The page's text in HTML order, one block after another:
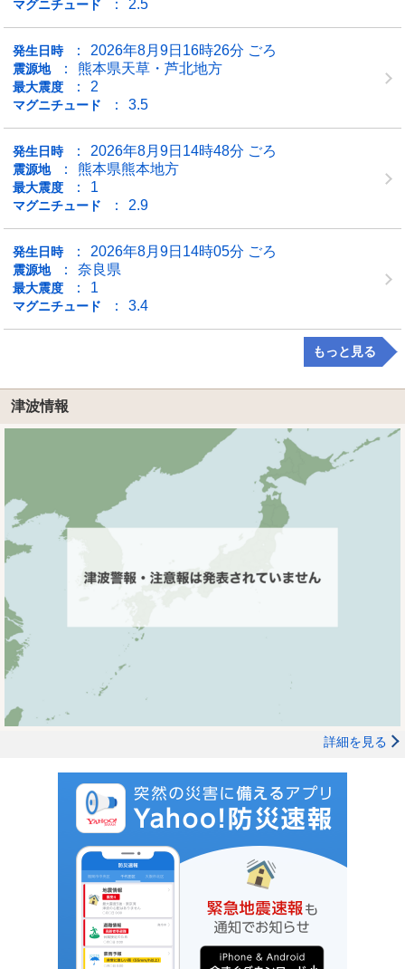
マグニチュード 2.5
発生日時 2026年8月9日16時26分 ごろ
震源地 熊本県天草・芦北地方
最大震度 2
マグニチュード 3.5
発生日時 2026年8月9日14時48分 ごろ
震源地 熊本県熊本地方
最大震度 1
マグニチュード 2.9
発生日時 2026年8月9日14時05分 ごろ
震源地 奈良県
最大震度 1
マグニチュード 3.4
もっと見る
津波情報
詳細を見る